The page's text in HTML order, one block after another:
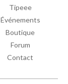
Tipeee
Événements
Boutique
Forum
Contact